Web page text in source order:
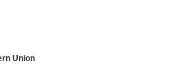
Union